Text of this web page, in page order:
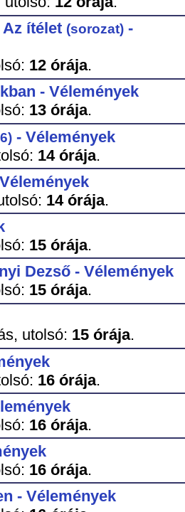
ítélet (sorozat)-
12 órája.
- Vélemények
13 órája.
- Vélemények
14 órája.
14 órája.
15 órája.
Dezső - Vélemények
15 órája.
utolsó: 15 órája.
16 órája.
16 órája.
16 órája.
- Vélemények